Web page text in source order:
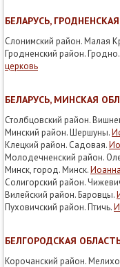
БЕЛАРУСЬ,
Слонимский район. Малая
Гродненский район. Гродно.
церковь
БЕЛАРУСЬ, МИНСКАЯ
Столбцовский район.
Минский район. Шершуны.
Клецкий район. Садовая.
Молодечненский район.
Минск, город. Минск.
Солигорский район.
Вилейский район. Баровцы.
Пуховичский район. Птичь.
БЕЛГОРОДСКАЯ
Корочанский район.